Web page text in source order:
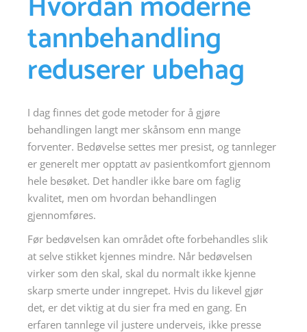
tannbehandling
reduserer ubehag
I dag finnes det gode metoder for å gjøre
behandlingen langt mer skånsom enn mange
forventer. Bedøvelse settes mer presist, og tannleger
er generelt mer opptatt av pasientkomfort gjennom
hele besøket. Det handler ikke bare om faglig
kvalitet, men om hvordan behandlingen
gjennomføres.
Før bedøvelsen kan området ofte forbehandles slik
at selve stikket kjennes mindre. Når bedøvelsen
virker som den skal, skal du normalt ikke kjenne
skarp smerte under inngrepet. Hvis du likevel gjør
det, er det viktig at du sier fra med en gang. En
erfaren tannlege vil justere underveis, ikke presse